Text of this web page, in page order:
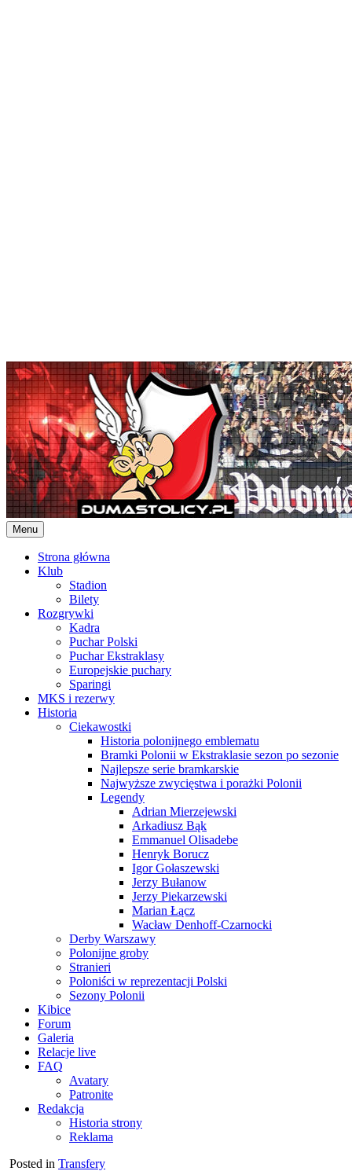
Skip
to
content
Menu
Strona główna
Klub
Stadion
Bilety
Rozgrywki
Kadra
Puchar Polski
Puchar Ekstraklasy
Europejskie puchary
Sparingi
MKS i rezerwy
Historia
Ciekawostki
Historia polonijnego emblematu
Bramki Polonii w Ekstraklasie sezon po sezonie
Najlepsze serie bramkarskie
Najwyższe zwycięstwa i porażki Polonii
Legendy
Adrian Mierzejewski
Arkadiusz Bąk
Emmanuel Olisadebe
Henryk Borucz
Igor Gołaszewski
Jerzy Bułanow
Jerzy Piekarzewski
Marian Łącz
Wacław Denhoff-Czarnocki
Derby Warszawy
Polonijne groby
Stranieri
Poloniści w reprezentacji Polski
Sezony Polonii
Kibice
Forum
Galeria
Relacje live
FAQ
Avatary
Patronite
Redakcja
Historia strony
Reklama
Posted in Transfery